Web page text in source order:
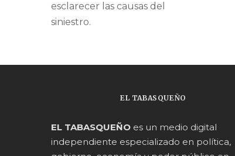
esclarecer las causas del
siniestro.
EL TABASQUEÑO
EL TABASQUEÑO es un medio digital
independiente especializado en política,